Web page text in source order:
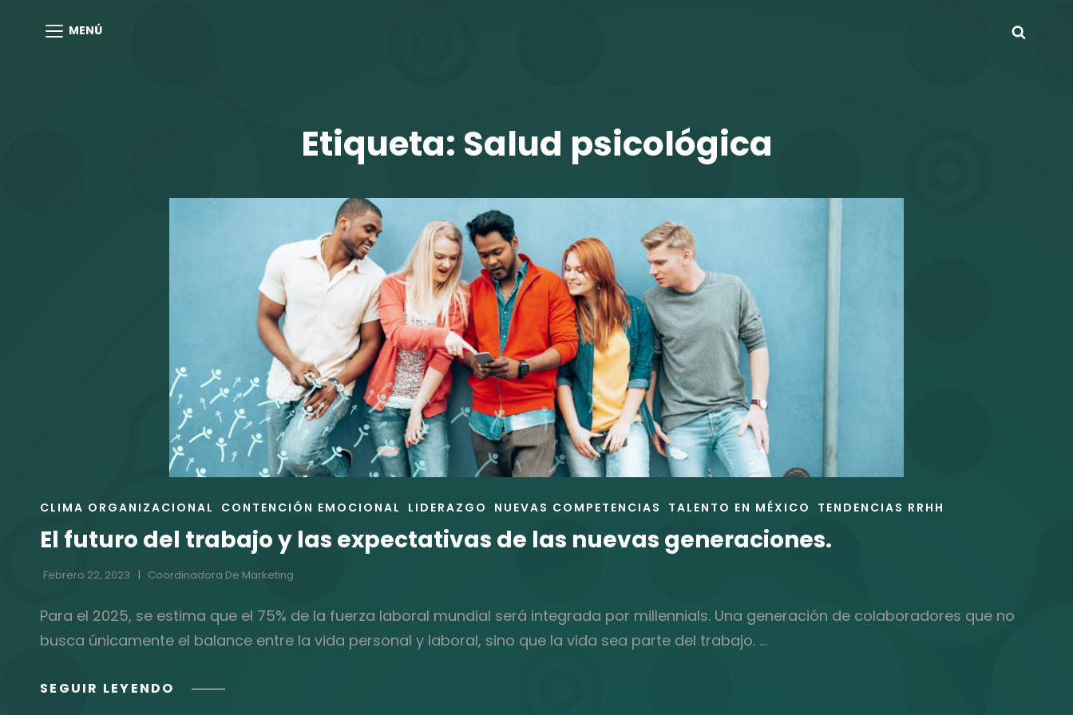
MENÚ
Etiqueta: Salud psicológica
ENLACES
LAS
CLIMA ORGANIZACIONAL CONTENCIÓN EMOCIONAL LIDERAZGO NUEVAS COMPETENCIAS TALENTO EN MÉXICO TENDENCIAS RRHH
El futuro del trabajo y las expectativas de las nuevas generaciones.
Febrero 22, 2023 Coordinadora De Marketing
Para el 2025, se estima que el 75% de la fuerza laboral mundial será integrada por millennials. Una generación de colaboradores que no
busca únicamente el balance entre la vida personal y laboral, sino que la vida sea parte del trabajo. …
SEGUIR LEYENDO